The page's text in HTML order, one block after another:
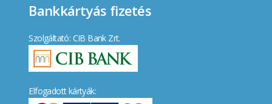
Bankkártyás fizetés
Szolgáltató: CIB Bank Zrt.
Elfogadott kártyák: